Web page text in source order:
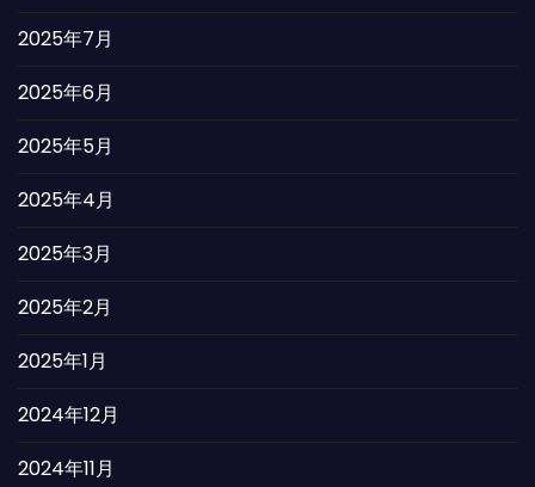
2025年7月
2025年6月
2025年5月
2025年4月
2025年3月
2025年2月
2025年1月
2024年12月
2024年11月